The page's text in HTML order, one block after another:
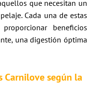
que necesitan un
Cada una de estas
beneficios
una digestión óptima
Carnilove según la